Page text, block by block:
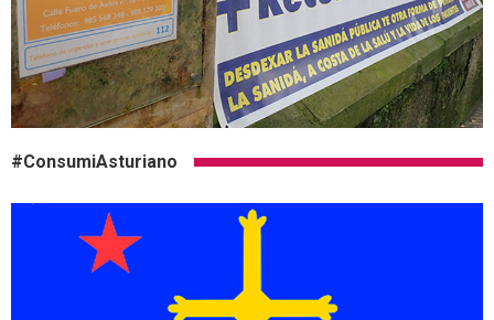
#ConsumiAsturiano